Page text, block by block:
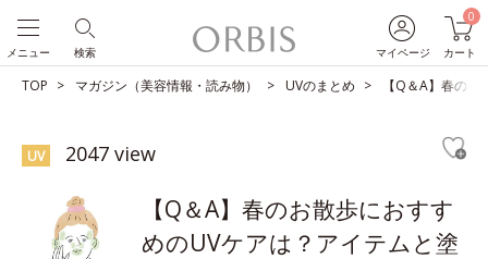
マイページ
0
カート
検索
メニュー
TOP マガジン（美容情報・読み物） UVのまとめ 【Q＆A】春の
UV 2047 view
【Q＆A】春のお散歩におすす
めのUVケアは？アイテムと塗